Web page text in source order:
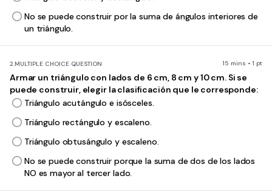
No se puede construir por la suma de ángulos interiores de
un triángulo.
2.MULTIPLE CHOICE QUESTION 15 mins • 1 pt
Armar un triángulo con lados de 6 cm, 8 cm y 10 cm. Si se
puede construir, elegir la clasificación que le corresponde:
Triángulo acutángulo e isósceles.
Triángulo rectángulo y escaleno.
Triángulo obtusángulo y escaleno.
No se puede construir porque la suma de dos de los lados
NO es mayor al tercer lado.